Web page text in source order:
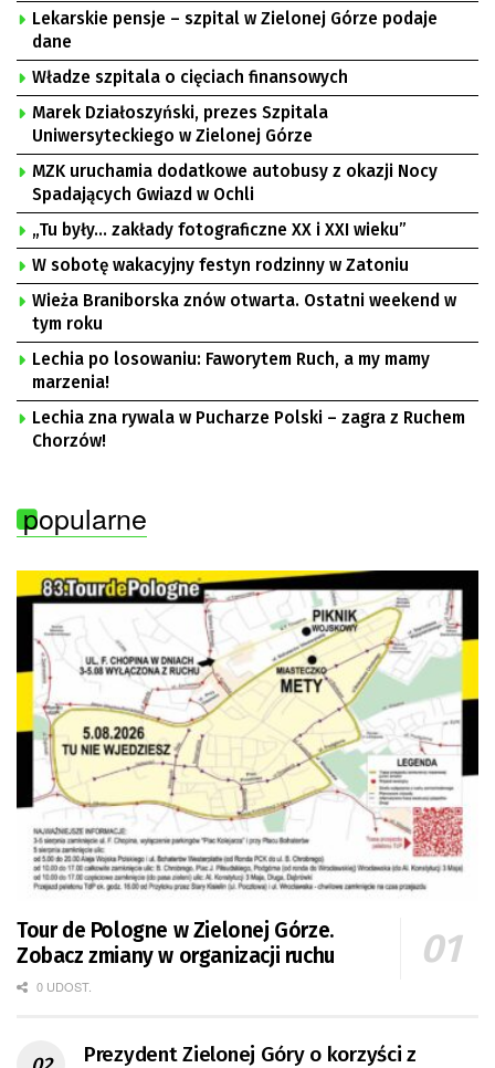
Lekarskie pensje – szpital w Zielonej Górze podaje
dane
Władze szpitala o cięciach finansowych
Marek Działoszyński, prezes Szpitala
Uniwersyteckiego w Zielonej Górze
MZK uruchamia dodatkowe autobusy z okazji Nocy
Spadających Gwiazd w Ochli
„Tu były… zakłady fotograficzne XX i XXI wieku”
W sobotę wakacyjny festyn rodzinny w Zatoniu
Wieża Braniborska znów otwarta. Ostatni weekend w
tym roku
Lechia po losowaniu: Faworytem Ruch, a my mamy
marzenia!
Lechia zna rywala w Pucharze Polski – zagra z Ruchem
Chorzów!
popularne
Tour de Pologne w Zielonej Górze.
Zobacz zmiany w organizacji ruchu
0 UDOST.
Prezydent Zielonej Góry o korzyści z